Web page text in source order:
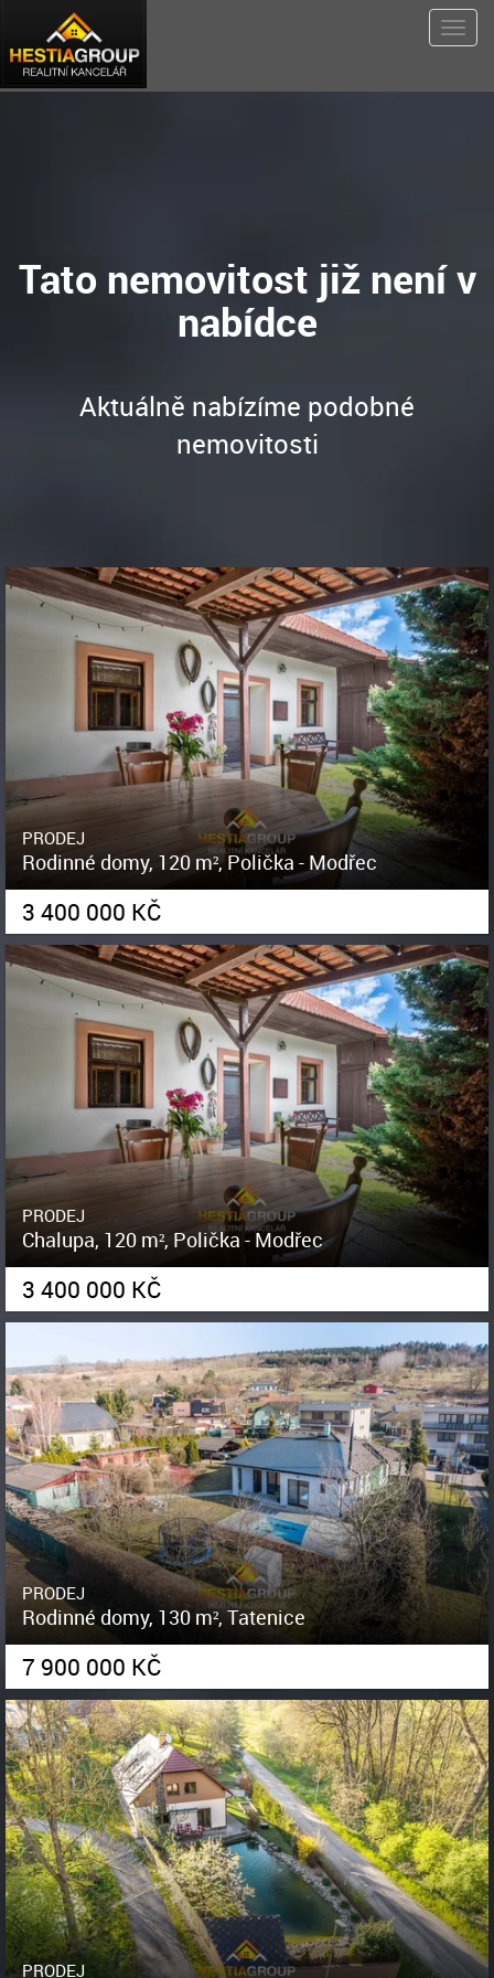
Tato nemovitost již není v
nabídce
Aktuálně nabízíme podobné
nemovitosti
PRODEJ
Rodinné domy, 120 m², Polička - Modřec
3 400 000 KČ
PRODEJ
Chalupa, 120 m², Polička - Modřec
3 400 000 KČ
PRODEJ
Rodinné domy, 130 m², Tatenice
7 900 000 KČ
PRODEJ